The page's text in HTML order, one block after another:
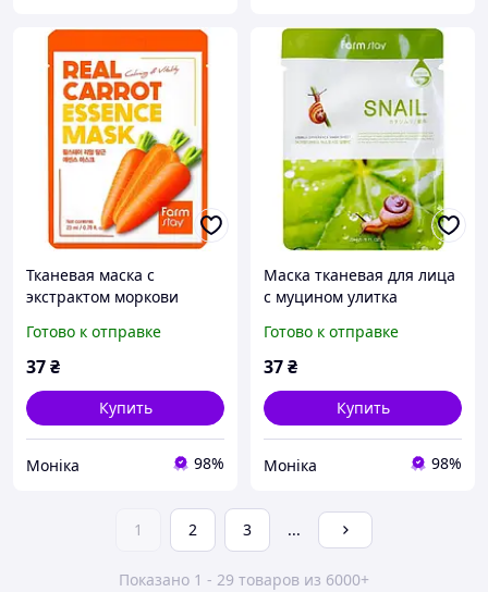
Тканевая маска с
экстрактом моркови
Essence Mask 23ml
Готово к отправке
37₴
Купить
Моніка 98%
Маска тканевая для лица
с муцином улитка
Difference Mask Sheet
Snail 23 мл
Готово к отправке
37₴
Купить
Моніка 98%
1 2 3 ...
Показано 1 - 29 товаров из 6000+